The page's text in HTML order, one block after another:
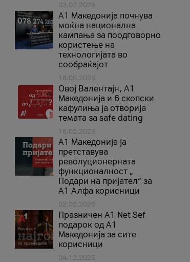
03.07.2026
A1 Македонија почнува
моќна национална
кампања за поодговорно
користење на
технологијата во
сообраќајот
18.05.2026
Овој Валентајн, A1
Македонија и 6 скопски
кафулиња ја отворија
темата за safe dating
16.02.2026
А1 Македонија ја
претставува
револуционерната
функционалност „
Подари на пријател“ за
А1 Алфа корисници
02.02.2026
Празничен A1 Net Sеf
подарок од А1
Македонија за сите
корисници
04.12.2025